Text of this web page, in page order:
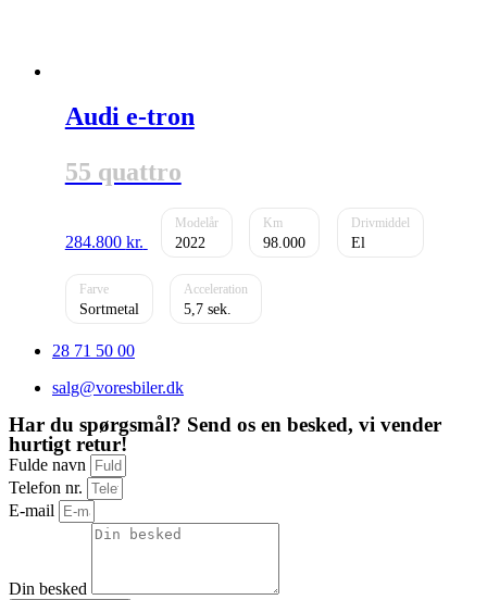
Audi e-tron
55 quattro
284.800 kr. 2022 98.000 El
Sortmetal 5,7
28 71 50 00
salg@voresbiler.dk
Har du spørgsmål? Send os en besked, vi vender
hurtigt retur!
Fulde navn
Telefon nr.
E-mail
Din besked